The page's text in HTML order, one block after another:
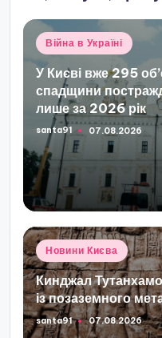
Опубліковано
у
Війна в Україні
У Києві вже 295
спадщини
лише за 2026 рік
Опубліковано
santa91 07.08.2026
Опубліковано
у
Новини Києва
Кинджал
із позаземного
Опубліковано
santa91 07.08.2026